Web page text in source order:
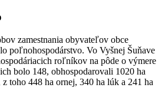
zamestnania obyvateľov obce
poľnohospodárstvo. Vo Vyšnej Šuňave
roľníkov na pôde o výmere
bolo 148, obhospodarovali 1020 ha
toho 448 ha ornej, 340 ha lúk a 241 ha